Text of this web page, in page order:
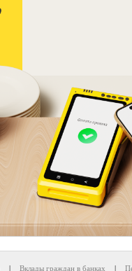
| Вклады граждан в банках |